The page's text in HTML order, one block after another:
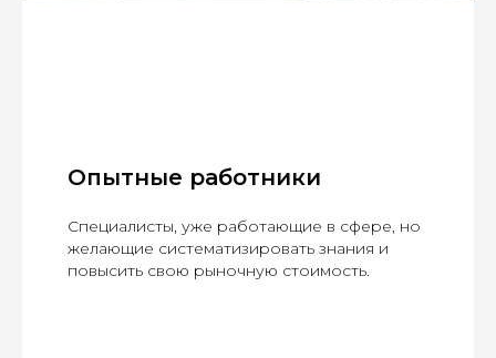
Опытные работники
Специалисты, уже работающие в сфере, но
желающие систематизировать знания и
повысить свою рыночную стоимость.